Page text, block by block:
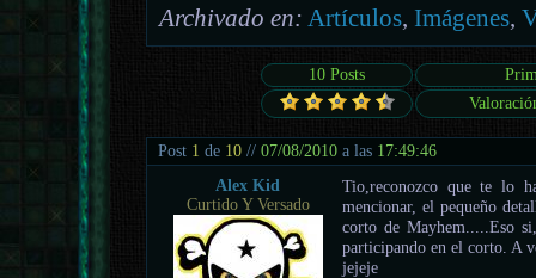
Archivado en: Artículos, Imágenes,
10 Posts
Post 1 de 10 //07/08/2010 a las 17:49:46
Alex Kid
Curtido Y Versado
Tio,reconozco que te lo
mencionar, el pequeño
corto de Mayhem.....Eso
participando en el corto. A
jejeje